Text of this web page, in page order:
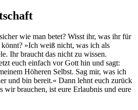
wie man betet? Wisst ihr, was ihr für
»Ich weiß nicht, was ich als
Ihr braucht das nicht zu wissen.
euch einfach vor Gott hin und sagt:
Höheren Selbst. Sag mir, was ich
und bin bereit.« Dann lehnt euch zurück
wir brauchen, ist eure Erlaubnis und eure